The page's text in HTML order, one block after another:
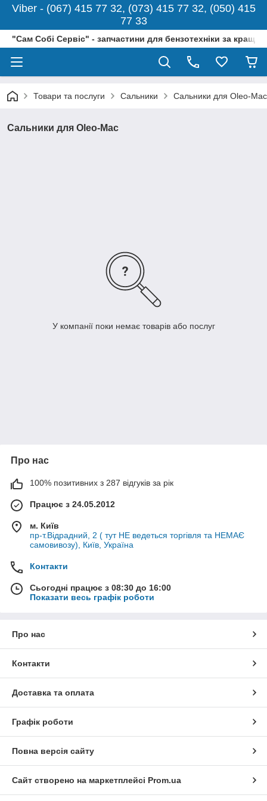
Viber - (067) 415 77 32, (073) 415 77 32, (050) 415
77 33
"Сам Собі Сервіс" - запчастини для бензотехніки за
Товари та послуги Сальники Сальники для Oleo-Mac
Сальники для Oleo-Mac
У компанії поки немає товарів або послуг
Про нас
100% позитивних з 287 відгуків за рік
Працює з 24.05.2012
м. Київ
пр-т.Відрадний, 2 ( тут НЕ ведеться торгівля та НЕМАЄ
самовивозу), Київ, Україна
Контакти
Сьогодні працює з 08:30 до 16:00
Показати весь графік роботи
Про нас
Контакти
Доставка та оплата
Графік роботи
Повна версія сайту
Сайт створено на маркетплейсі Prom.ua